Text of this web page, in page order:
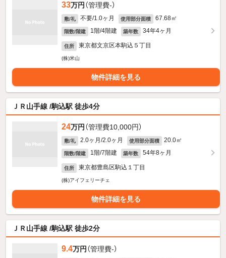
33万円 （管理費-）
敷/礼 不要/1.0ヶ月 使用部分面積 67.68㎡
階数/階建 1階/4階建 築年数 34年4ヶ月
住所 東京都文京区本駒込５丁目
(株)米山
物件詳細を見る
ＪＲ山手線 /駒込駅 徒歩4分
24万円 （管理費10,000円）
敷/礼 2.0ヶ月/2.0ヶ月 使用部分面積 20.0㎡
階数/階建 1階/7階建 築年数 54年8ヶ月
住所 東京都豊島区駒込１丁目
(株)アイフェリーチェ
物件詳細を見る
ＪＲ山手線 /駒込駅 徒歩2分
9.4万円 （管理費-）